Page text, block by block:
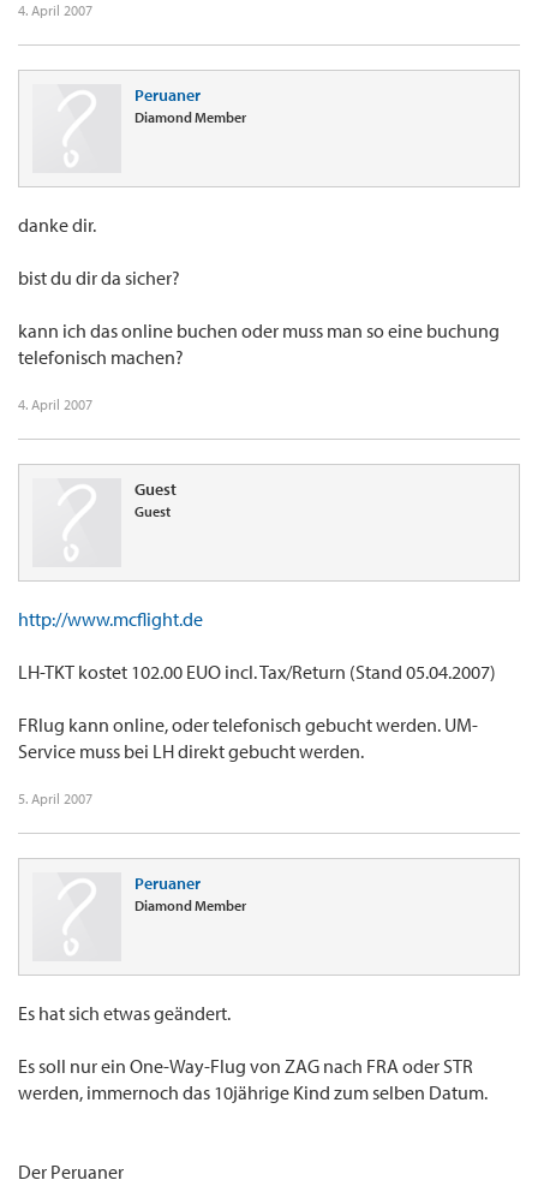
4. April 2007
Peruaner
Diamond Member
danke dir.
bist du dir da sicher?
kann ich das online buchen oder muss man so eine buchung
telefonisch machen?
4. April 2007
Guest
Guest
http://www.mcflight.de
LH-TKT kostet 102.00 EUO incl. Tax/Return (Stand 05.04.2007)
FRlug kann online, oder telefonisch gebucht werden. UM-
Service muss bei LH direkt gebucht werden.
5. April 2007
Peruaner
Diamond Member
Es hat sich etwas geändert.
Es soll nur ein One-Way-Flug von ZAG nach FRA oder STR
werden, immernoch das 10jährige Kind zum selben Datum.
Der Peruaner